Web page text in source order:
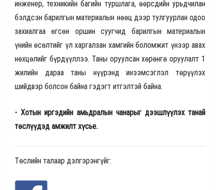
инженер, техникийн багийн туршлага, өөрсдийн урьдчилан
бэлдсэн барилгын материалын нөөц дээр тулгуурлан одоо
захиалгаа өгсөн оршин суугчид барилгын материалын
үнийн өсөлтийг үл харгалзан хамгийн боломжит үнээр авах
нөхцөлийг бүрдүүллээ. Таны оруулсан хөрөнгө оруулалт 1
жилийн дараа таны нүүрэнд инээмсэглэл төрүүлэх
шийдвэр болсон байна гэдэгт итгэлтэй байна.
- Хотын иргэдийн амьдралын чанарыг дээшлүүлэх танай
төслүүдэд амжилт хүсье.
Төслийн талаар дэлгэрэнгүйг: